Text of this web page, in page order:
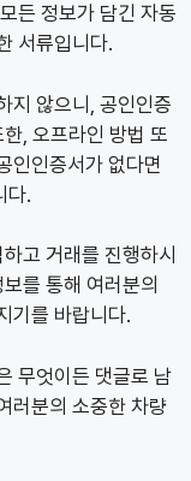
든 정보가 담긴 자동
서류입니다.
지 않으니, 공인인증
, 오프라인 방법 또
인인증서가 없다면
다.
고 거래를 진행하시
를 통해 여러분의
기를 바랍니다.
무엇이든 댓글로 남
러분의 소중한 차량